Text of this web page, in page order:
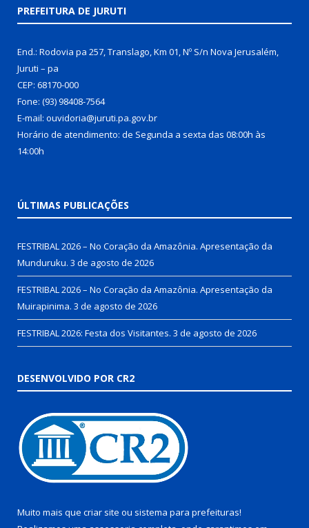
PREFEITURA DE JURUTI
End.: Rodovia pa 257, Translago, Km 01, Nº S/n Nova Jerusalém,
Juruti – pa
CEP: 68170-000
Fone: (93) 98408-7564
E-mail: ouvidoria@juruti.pa.gov.br
Horário de atendimento: de Segunda a sexta das 08:00h às
14:00h
ÚLTIMAS PUBLICAÇÕES
FESTRIBAL 2026 – No Coração da Amazônia. Apresentação da
Munduruku. 3 de agosto de 2026
FESTRIBAL 2026 – No Coração da Amazônia. Apresentação da
Muirapinima. 3 de agosto de 2026
FESTRIBAL 2026: Festa dos Visitantes. 3 de agosto de 2026
DESENVOLVIDO POR CR2
Muito mais que criar site ou sistema para prefeituras!